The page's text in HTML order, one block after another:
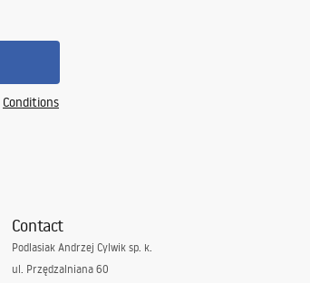
Conditions
Contact
Podlasiak Andrzej Cylwik sp. k.
ul. Przędzalniana 60